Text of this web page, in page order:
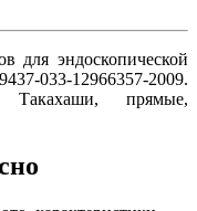
для эндоскопической
033-12966357-2009.
прямые,